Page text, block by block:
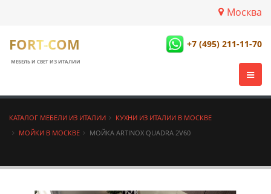
Москва
FORT-COM
МЕБЕЛЬ И СВЕТ ИЗ ИТАЛИИ
+7 (495) 211-11-70
КАТАЛОГ МЕБЕЛИ ИЗ ИТАЛИИ
КУХНИ ИЗ ИТАЛИИ В МОСКВЕ
МОЙКИ В МОСКВЕ
МОЙКА ARTINOX QUADRA 2V60